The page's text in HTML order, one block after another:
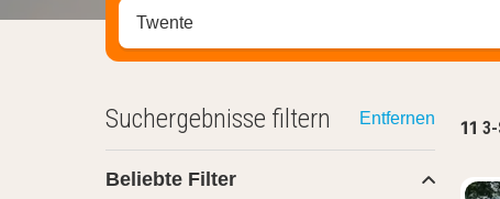
Stadt, Region oder Hotel suchen
11
Suchergebnisse filtern Entfernen
Beliebte Filter